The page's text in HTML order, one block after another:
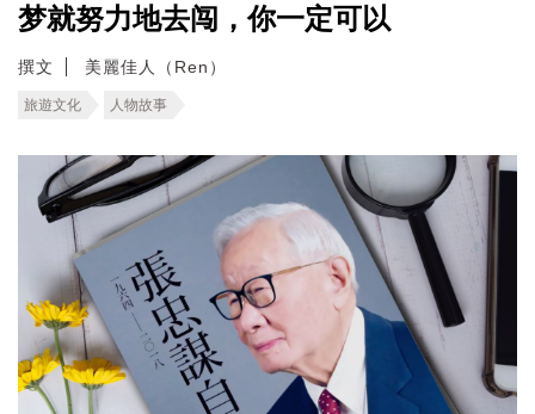
梦就努力地去闯，你一定可以
撰文 美麗佳人（Ren）
旅遊文化 人物故事